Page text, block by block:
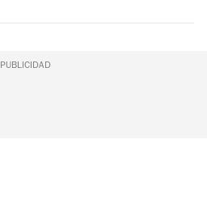
PUBLICIDAD